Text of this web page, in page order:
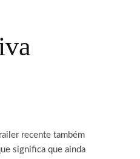
recente também
significa que ainda